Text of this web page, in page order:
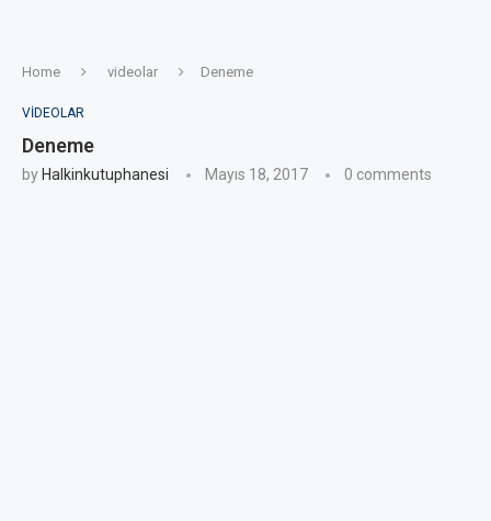
Home videolar Deneme
VIDEOLAR
Deneme
by Halkinkutuphanesi Mayıs 18, 2017 0 comments